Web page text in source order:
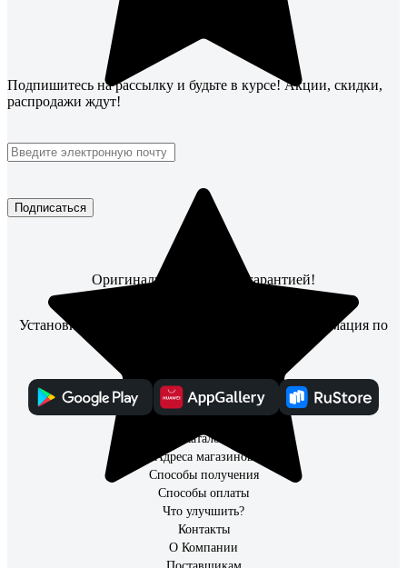
Подпишитесь на рассылку и будьте в курсе! Акции, скидки,
распродажи ждут!
Подписаться
Оригинальные товары с гарантией!
Установите мобильное приложение, чтобы информация по
Каталог
Адреса магазинов
Способы получения
Способы оплаты
Что улучшить?
Контакты
О Компании